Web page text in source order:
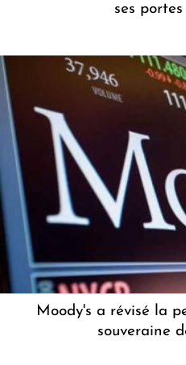
ses
Moody's a révisé la
souveraine